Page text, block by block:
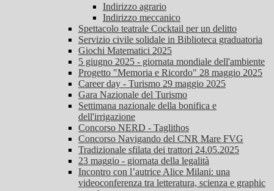
Indirizzo agrario
Indirizzo meccanico
Spettacolo teatrale Cocktail per un delitto
Servizio civile solidale in Biblioteca graduatoria
Giochi Matematici 2025
5 giugno 2025 - giornata mondiale dell'ambiente
Progetto "Memoria e Ricordo" 28 maggio 2025
Career day - Turismo 29 maggio 2025
Gara Nazionale del Turismo
Settimana nazionale della bonifica e
dell'irrigazione
Concorso NERD - Taglithos
Concorso Navigando del CNR Mare FVG
Tradizionale sfilata dei trattori 24.05.2025
23 maggio - giornata della legalità
Incontro con l’autrice Alice Milani: una
videoconferenza tra letteratura, scienza e graphic